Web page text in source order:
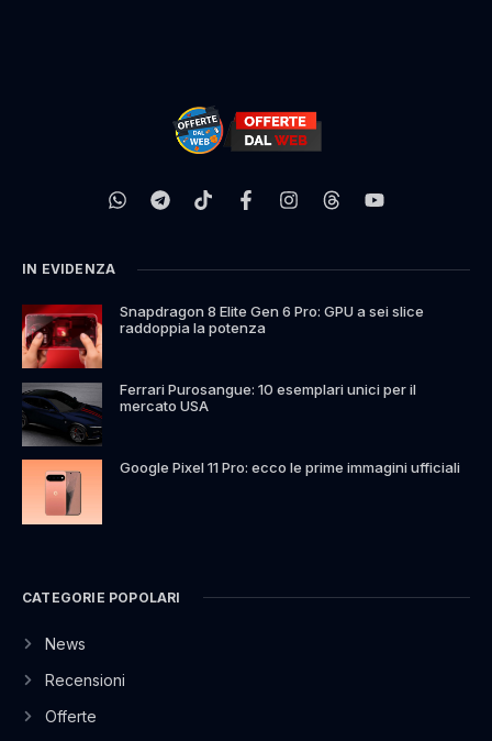
IN EVIDENZA
Snapdragon 8 Elite Gen 6 Pro: GPU a sei slice
raddoppia la potenza
Ferrari Purosangue: 10 esemplari unici per il
mercato USA
Google Pixel 11 Pro: ecco le prime immagini ufficiali
CATEGORIE POPOLARI
News
Recensioni
Offerte